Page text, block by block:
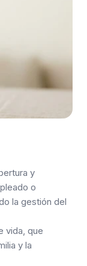
y
o
la gestión del
vida, que
y la